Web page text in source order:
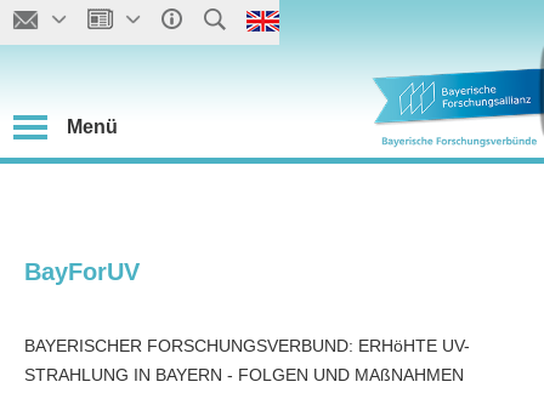
Menü
BayForUV
BAYERISCHER FORSCHUNGSVERBUND: ERHöHTE UV-
STRAHLUNG IN BAYERN - FOLGEN UND MAßNAHMEN